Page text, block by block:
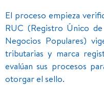
El proceso empieza
RUC (Registro Único
Negocios Populares)
tributarias y marca
evalúan sus procesos
otorgar el sello.